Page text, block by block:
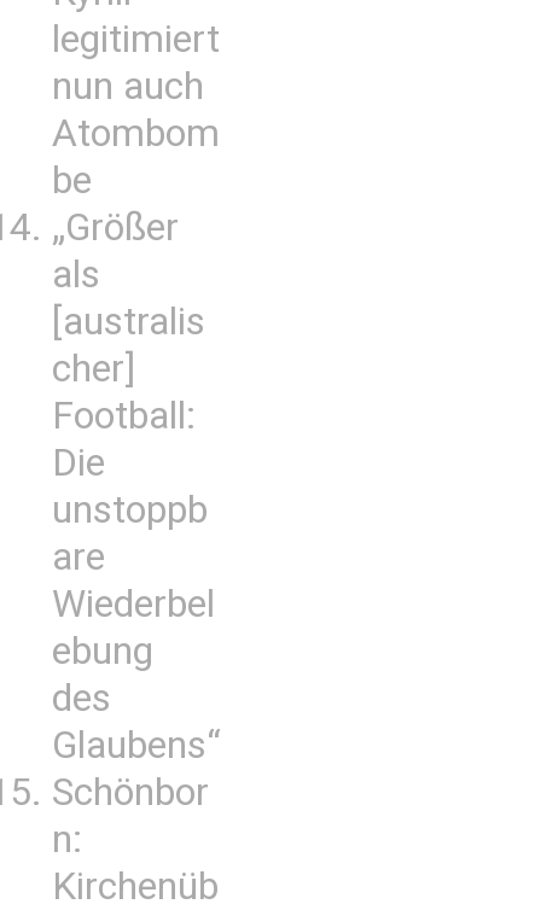
legitimiert
nun auch
Atombom
be
„Größer
als
[australis
cher]
Football:
Die
unstoppb
are
Wiederbel
ebung
des
Glaubens“
Schönbor
n:
Kirchenüb